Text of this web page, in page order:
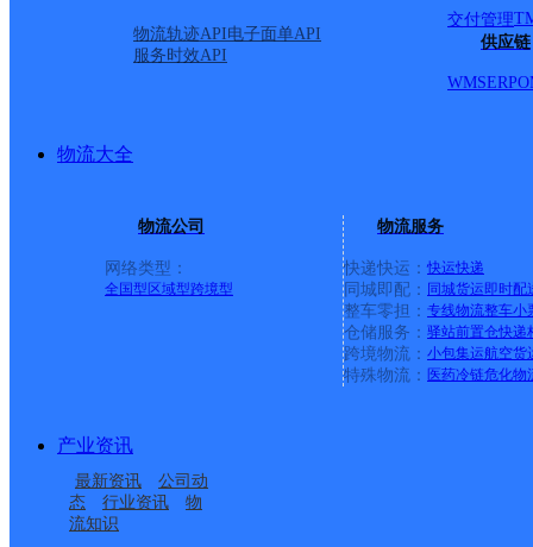
物流轨迹API电子面单API
服务时效API
交付管理
供应链
WMSERP
物流大全
物流公司
网络类型：
全国型 区域型跨境型
物流服务
快递快运： 快运快递
同城即配： 同城货运即时配
整车零担： 专线物流整车小
仓储服务： 驿站前置仓快递
跨境物流： 小包集运航空货
特殊物流： 医药冷链危化物
产业资讯
最新资讯
公司动
态
行业资讯
物
流知识
中国邮政集团有限公司新疆维吾尔自治区叶城县
阿坝县甲尔多邮政所
阿坝县查理邮政所